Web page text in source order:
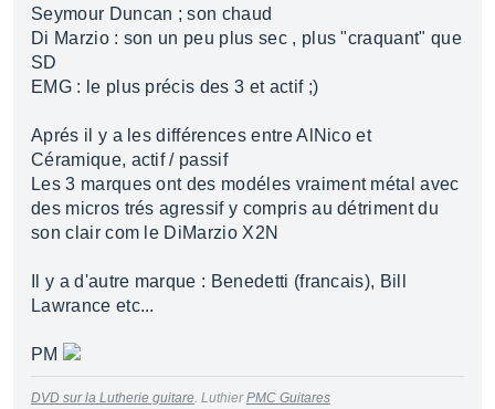
Seymour Duncan ; son chaud
Di Marzio : son un peu plus sec , plus "craquant" que
SD
EMG : le plus précis des 3 et actif ;)
Aprés il y a les différences entre AlNico et
Céramique, actif / passif
Les 3 marques ont des modéles vraiment métal avec
des micros trés agressif y compris au détriment du
son clair com le DiMarzio X2N
Il y a d'autre marque : Benedetti (francais), Bill
Lawrance etc...
PM
DVD sur la Lutherie guitare. LuthierPMC Guitares